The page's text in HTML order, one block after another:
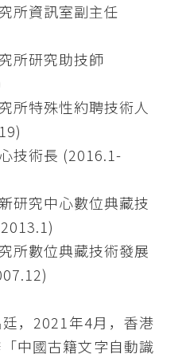
所資訊室副主任
所研究助技師
所特殊性約聘技術人
技術長 (2016.1-
研究中心數位典藏技
所數位典藏技術發展
，2021年4月，香港
中國古籍文字自動識